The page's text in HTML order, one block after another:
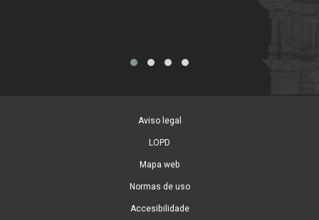
Aviso legal
LOPD
Mapa web
Normas de uso
Accesibilidade